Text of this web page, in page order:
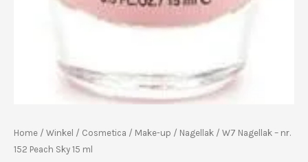
Home / Winkel / Cosmetica / Make-up / Nagellak / W7 Nagellak – nr.
152 Peach Sky 15 ml